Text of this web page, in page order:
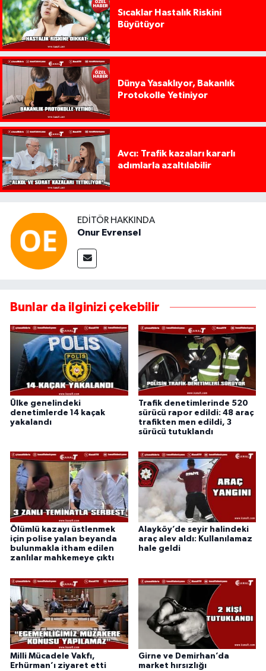
Sıcaklar Hastalık Riskini
Büyütüyor
Dünya Yasaklıyor, Bakanlık
Protokolle Yetiniyor
Avcı: Trafik kazaları kararlı
adımlarla azaltılabilir
EDITÖR HAKKINDA
Onur Evrensel
Bunlar da ilginizi çekebilir
Ülke genelindeki
denetimlerde 14 kaçak
yakalandı
Trafik denetimlerinde 520
sürücü rapor edildi: 48 araç
trafikten men edildi, 3
sürücü tutuklandı
Ölümlü kazayı üstlenmek
için polise yalan beyanda
bulunmakla itham edilen
zanlılar mahkemeye çıktı
Alayköy’de seyir halindeki
araç alev aldı: Kullanılamaz
hale geldi
Milli Mücadele Vakfı,
Erhürman’ı ziyaret etti
Girne ve Demirhan’da
market hırsızlığı